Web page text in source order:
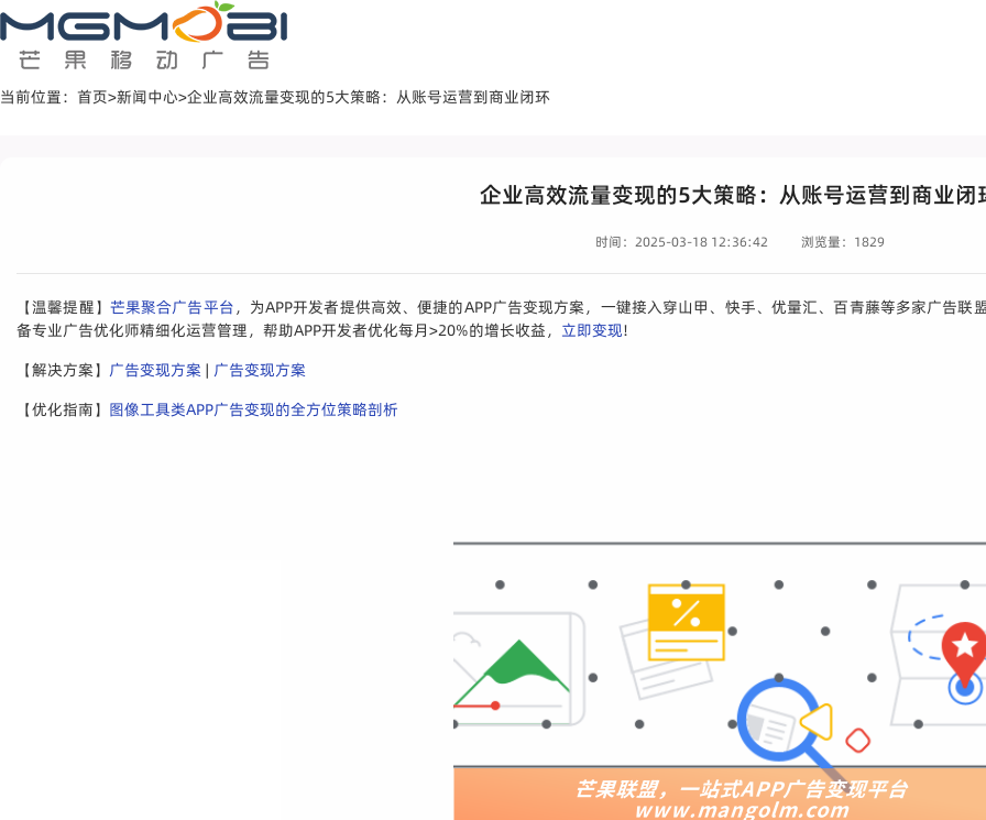
当前位置： 首页>新闻中心>企业高效流量变现的5大策略：从账号运营到商业闭环
企业高效流量变现的5大策略：从账号运营到商业闭
时间：2025-03-18 12:36:42 浏览量：1829
【温馨提醒】 芒果聚合广告平台，为APP开发者提供高效、便捷的APP广告变现方案，一键接入穿山甲、快手、优量汇、百青藤等多家广告
备专业广告优化师精细化运营管理，帮助APP开发者优化每月>20%的增长收益， 立即变现!
【解决方案】 广告变现方案 | 广告变现方案
【优化指南】 图像工具类APP广告变现的全方位策略剖析